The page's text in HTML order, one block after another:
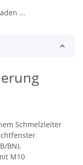
...
Schmelzleiter
BN).
M10